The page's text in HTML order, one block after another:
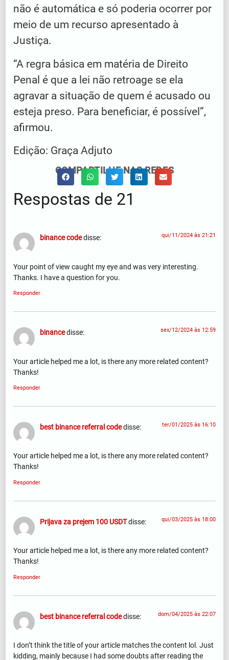
não é automática e só poderia ocorrer por
meio de um recurso apresentado à
Justiça.
“A regra básica em matéria de Direito
Penal é que a lei não retroage se ela
agravar a situação de quem é acusado ou
esteja preso. Para beneficiar, é possível”,
afirmou.
Edição: Graça Adjuto
COMPARTILHE NAS REDES
Respostas de 21
binance codedisse: qui/11/2024 às 21:21
Your point of view caught my eye and was very interesting.
Thanks. I have a question for you.
Responder
binancedisse: sex/12/2024 às 12:59
Your article helped me a lot, is there any more related content?
Thanks!
Responder
best binance referral codedisse: ter/01/2025 às 16:10
Your article helped me a lot, is there any more related content?
Thanks!
Responder
Prijava za prejem 100 USDTdisse: qui/03/2025 às 18:00
Your article helped me a lot, is there any more related content?
Thanks!
Responder
best binance referral codedisse: dom/04/2025 às 22:07
I don’t think the title of your article matches the content lol. Just
kidding, mainly because I had some doubts after reading the